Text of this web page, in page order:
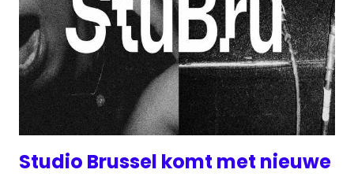
Studio Brussel komt met nieuwe